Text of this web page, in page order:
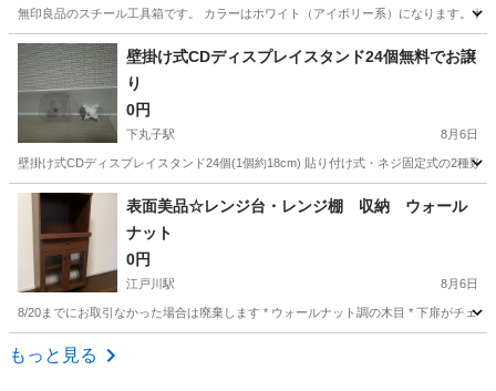
無印良品のスチール工具箱です。 カラーはホワイト（アイボリー系）になります。
東京 中野区 中野富士見町駅 収納家具
壁掛け式CDディスプレイスタンド24個無料でお譲
り
0円
下丸子駅 8月6日
壁掛け式CDディスプレイスタンド24個(1個約18cm) 貼り付け式・ネジ固定式の2種類
東京 大田区 下丸子駅 収納家具
表面美品☆レンジ台・レンジ棚 収納 ウォール
ナット
0円
江戸川駅 8月6日
8/20までにお取引なかった場合は廃棄します * ウォールナット調の木目 * 下扉がチェ
東京 江戸川区
もっと見る